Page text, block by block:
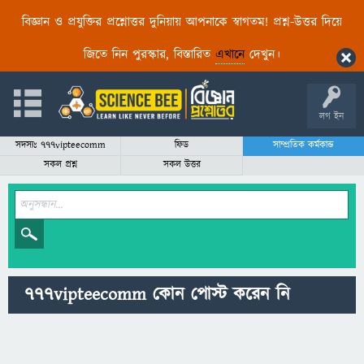
বিজ্ঞান ও প্রযুক্তির প্রশ্নোত্তর দুনিয়ায় আপনাকে স্বাগতম! প্রশ্ন-উত্তর দিয়ে
জিতে নিন পুরস্কার, বিস্তারিত এখানেদেখুন।
লগ ইন
সদস্যঃ 777vipteecomm ফিড
সাম্প্রতিক কর্মকান্ড
সকল প্রশ্ন
সকল উত্তর
777vipteecomm কোন পোস্ট করেন নি